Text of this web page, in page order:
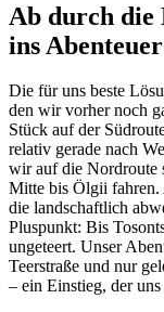
Ab durch die
ins
Die für uns beste
den wir vorher noch
Stück auf der
relativ gerade nach
wir auf die Nordroute
Mitte bis Ölgii fahren.
die landschaftlich
Pluspunkt: Bis
ungeteert. Unser
Teerstraße und nur
– ein Einstieg, der